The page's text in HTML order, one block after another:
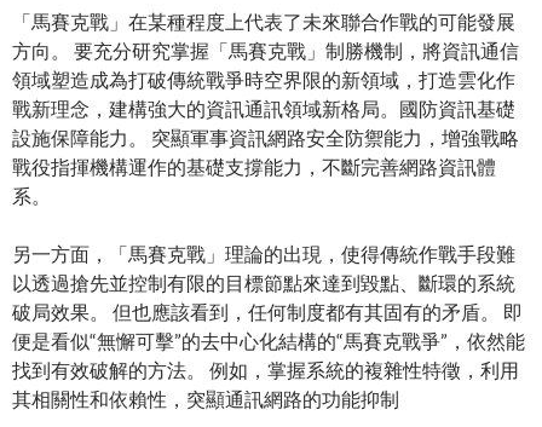
「馬賽克戰」在某種程度上代表了未來聯合作戰的可能發展
方向。 要充分研究掌握「馬賽克戰」制勝機制，將資訊通信
領域塑造成為打破傳統戰爭時空界限的新領域，打造雲化作
戰新理念，建構強大的資訊通訊領域新格局。國防資訊基礎
設施保障能力。 突顯軍事資訊網路安全防禦能力，增強戰略
戰役指揮機構運作的基礎支撐能力，不斷完善網路資訊體
系。
另一方面，「馬賽克戰」理論的出現，使得傳統作戰手段難
以透過搶先並控制有限的目標節點來達到毀點、斷環的系統
破局效果。 但也應該看到，任何制度都有其固有的矛盾。 即
便是看似“無懈可擊”的去中心化結構的“馬賽克戰爭”，依然能
找到有效破解的方法。 例如，掌握系統的複雜性特徵，利用
其相關性和依賴性，突顯通訊網路的功能抑制